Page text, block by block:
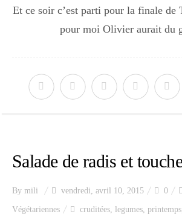
Et ce soir c’est parti pour la finale de
pour moi Olivier aurait du
Salade de radis et
By mili vendredi, avril 10, 2015 0
Végétariennes cruditées, legumes, printemps